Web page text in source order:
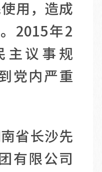
用，造成
2015年2
主议事规
党内严重
省长沙先
有限公司